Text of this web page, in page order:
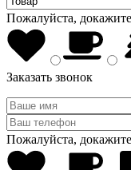
Пожалуйста,
Заказать звонок
Пожалуйста,